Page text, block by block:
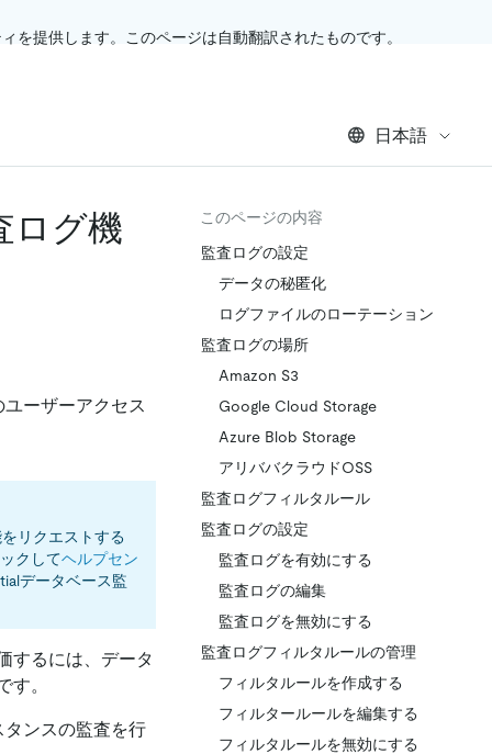
提供します。このページは自動翻訳されたものです。
日本語
ログ機
ーザーアクセス
リクエストする
クしてヘルプセン
データベース監
するには、データ
。
ンスの監査を行
このページの内容
監査ログの設定
データの秘匿化
ログファイルのローテーション
監査ログの場所
Amazon S3
Google Cloud Storage
Azure Blob Storage
アリババクラウドOSS
監査ログフィルタルール
監査ログの設定
監査ログを有効にする
監査ログの編集
監査ログを無効にする
監査ログフィルタルールの管理
フィルタルールを作成する
フィルタールールを編集する
フィルタルールを無効にする